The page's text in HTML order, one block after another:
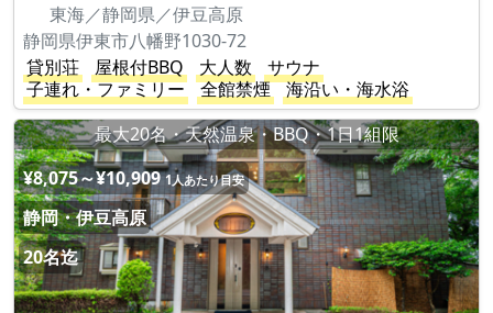
東海／静岡県／伊豆高原
静岡県伊東市八幡野1030-72
貸別荘
屋根付BBQ 大人数
サウナ
子連れ・ファミリー
全館禁煙
海沿い・海水浴
最大20名・天然温泉・BBQ・1日1組限
¥8,075～¥10,909 1人あたり目安
静岡・伊豆高原
20名迄